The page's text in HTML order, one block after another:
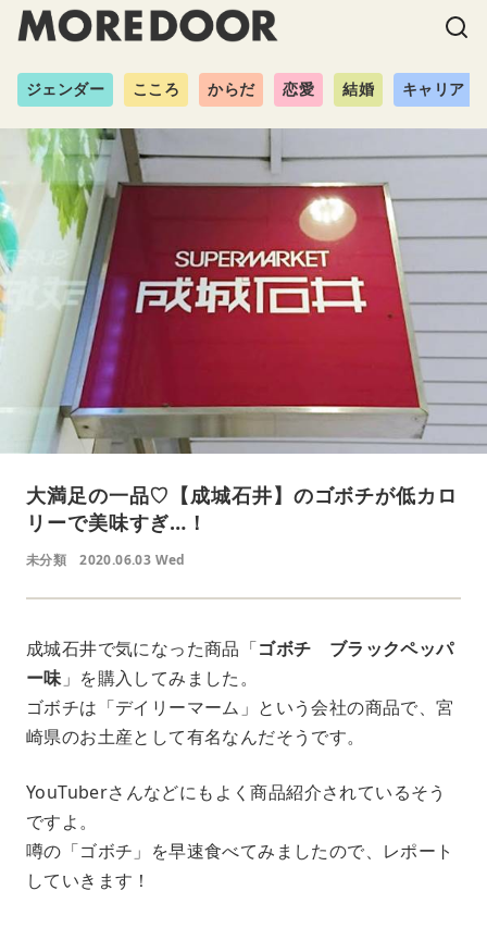
ジェンダー こころ からだ 恋愛 結婚 キャリア
大満足の一品♡【成城石井】のゴボチが低カロ
リーで美味すぎ…！
未分類 2020.06.03 Wed
成城石井で気になった商品「ゴボチ ブラックペッパ
ー味」を購入してみました。
ゴボチは「デイリーマーム」という会社の商品で、宮
崎県のお土産として有名なんだそうです。
YouTuberさんなどにもよく商品紹介されているそう
ですよ。
噂の「ゴボチ」を早速食べてみましたので、レポート
していきます！